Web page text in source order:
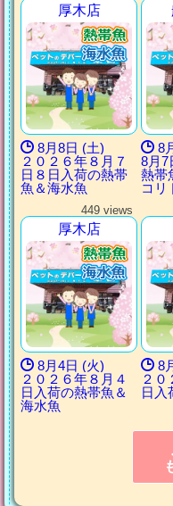
厚木店
8月8日 (土)
２０２６年８月７
日８日入荷の熱帯
魚＆海水魚
8
8月7
熱帯
コ
449 views
厚木店
8月4日 (火)
２０２６年８月４
日入荷の熱帯魚＆
海水魚
8
２０
日入